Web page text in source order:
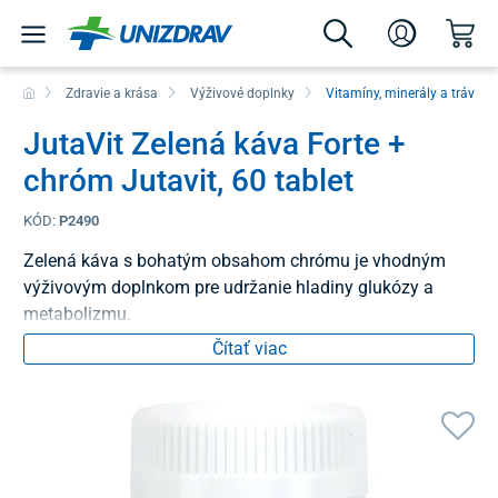
Zdravie a krása Výživové doplnky Vitamíny, minerály a trávenie
JutaVit Zelená káva Forte +
chróm Jutavit, 60 tablet
KÓD: P2490
Zelená káva s bohatým obsahom chrómu je vhodným
výživovým doplnkom pre udržanie hladiny glukózy a
metabolizmu.
Čítať viac